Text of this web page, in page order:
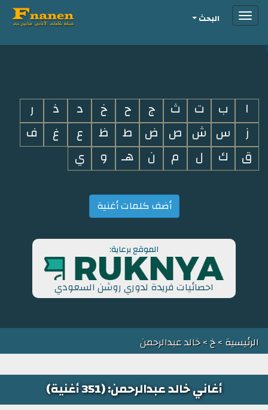
i
Toggleالبحث
ا ب ت ث ج ح خ د ذ
ر
ز
س ش ص ض ط ظ ع غ
ف
ق
ك ل م ن هـ و ي
أضف كلمات أغنية
الموقع برعاية:
احصائيات فريدة لدوري روشن السعودي
الرئيسية>خ> خالد عبدالرحمن
أغاني خالد عبدالرحمن: (351 أغنية)